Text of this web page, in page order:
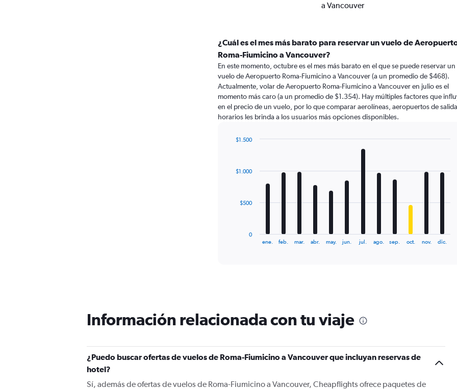
a Vancouver
¿Cuál es el mes más barato para reservar un vuelo de
Roma-Fiumicino a Vancouver?
En este momento, octubre es el mes más barato en el que se puede reservar un
vuelo de Aeropuerto Roma-Fiumicino a Vancouver (a un promedio de $468).
Actualmente, volar de Aeropuerto Roma-Fiumicino a Vancouver en julio es el
momento más caro (a un promedio de $1.354). Hay múltiples factores que
en el precio de un vuelo, por lo que comparar aerolíneas, aeropuertos de
horarios les brinda a los usuarios más opciones disponibles.
12
The
chart
has
Y
axis
Range:
ene. feb. mar. abr. may. jun. jul. ago. sep. oct. nov. dic.
0
$500
$1.000
$1.500
Información relacionada con tu viaje
¿Puedo buscar ofertas de vuelos de Roma-Fiumicino a Vancouver que incluyan reservas de
hotel?
Sí, además de ofertas de vuelos de Roma-Fiumicino a Vancouver, Cheapflights ofrece paquetes de